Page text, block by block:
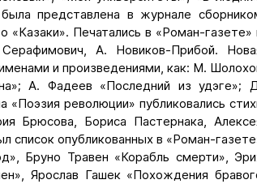
представлена в журнале
«Казаки». Печатались в «Роман-газете»
А. Новиков-Прибой.
и произведениями, как: М.
А. Фадеев «Последний из удэге»;
революции» публиковались
Брюсова, Бориса Пастернака,
список опубликованных в «Роман-
Бруно Травен «Корабль смерти»,
Ярослав Гашек «Похождения